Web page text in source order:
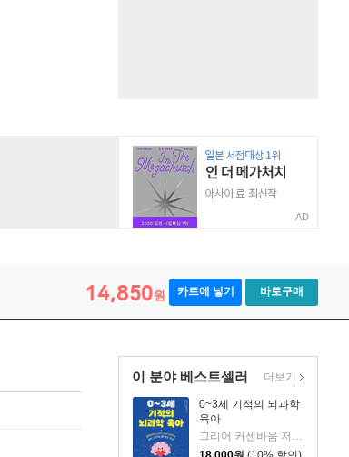
AD
14,850원 카트에 넣기 바로구매
이 분야 베스트셀러
0~3세 기적의 뇌과학
육아
그리어 커센바움 저/이은정 역
더보기